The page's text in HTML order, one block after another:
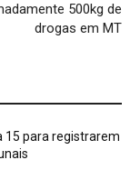
500kg de
drogas em MT
15 para registrarem